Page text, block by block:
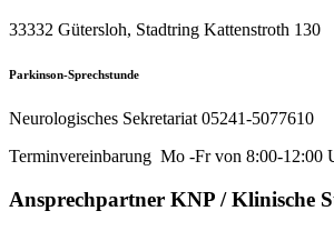
33332 Gütersloh, Stadtring Kattenstroth 130
Parkinson-Sprechstunde
Neurologisches Sekretariat 05241-5077610
Terminvereinbarung Mo -Fr von 8:00-
Ansprechpartner KNP / Klinische